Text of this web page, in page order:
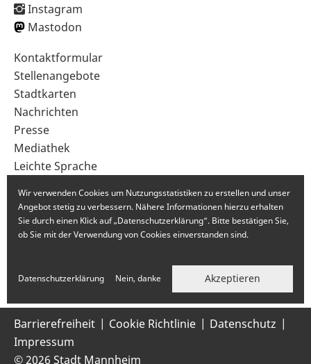
Instagram
Mastodon
Sekundärnavigation
im
Fußbereich
Kontaktformular
Stellenangebote
Stadtkarten
Nachrichten
Presse
Mediathek
Leichte Sprache
Barrierefreiheit Cookie Richtlinie
Datenschutz
Impressum
© 2026 Stadt Mannheim
Wir verwenden Cookies um Nutzungsstatistiken zu erstellen und unser
Angebot stetig zu verbessern. Nähere Informationen hierzu erhalten
Sie durch einen Klick auf „Datenschutzerklärung“. Bitte bestätigen Sie,
ob Sie mit der Verwendung von Cookies einverstanden sind.
Datenschutzerklärung Nein, danke Akzeptieren